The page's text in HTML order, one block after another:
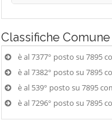
Classifiche
è al 7377° posto su 7895
è al 7382° posto su 7895
è al 539° posto su 7895
è al 7296° posto su 7895